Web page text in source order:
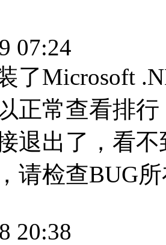
07:24
了Microsoft
正常查看排
退出了，看
请检查BUG
20:38